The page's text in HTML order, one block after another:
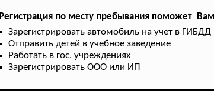
Регистрация по месту пребывания поможет
Зарегистрировать автомобиль на учет в ГИБДД
Отправить детей в учебное заведение
Работать в гос. учреждениях
Зарегистрировать ООО или ИП